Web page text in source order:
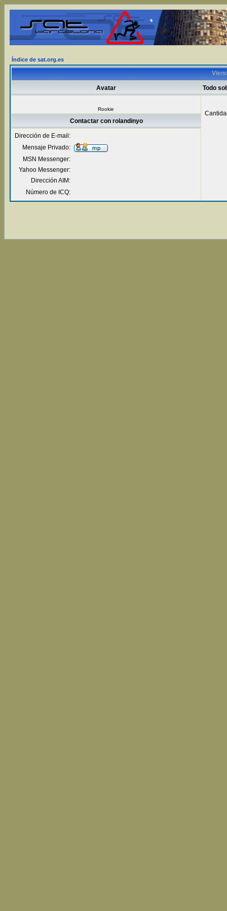
Índice de sat.org.es
Avatar Todo
Rookie
Contactar con rolandinyo
Dirección de E-mail:
Mensaje Privado:
MSN Messenger:
Yahoo Messenger:
Dirección AIM:
Número de ICQ: